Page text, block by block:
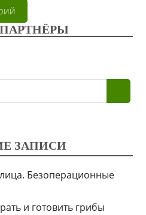
ЗАПИСИ
Безоперационные
и готовить грибы